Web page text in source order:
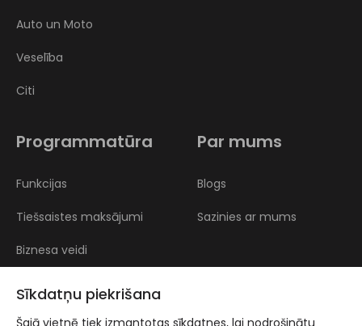
Sīkdatņu piekrišana
Šajā vietnē tiek izmantotas sīkdatnes, lai nodrošinātu
Auto un Moto
Veselība
Citi
Programmatūra
Funkcijas
Tiešsaistes maksājumi
Biznesa veidi
Par mums
Blogs
Sazinies ar mums